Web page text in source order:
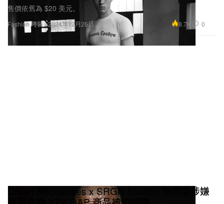
Fashion 時裝
售價依舊為 $20 美元。
2024年12月26日 8.7K 0
Urban Necessities x SRGN Studios 快閃店涉嫌